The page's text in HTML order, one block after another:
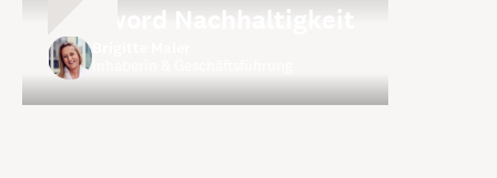
Buzzword Nachhaltigkeit
Brigitte Maier
Inhaberin & Geschäftsführung